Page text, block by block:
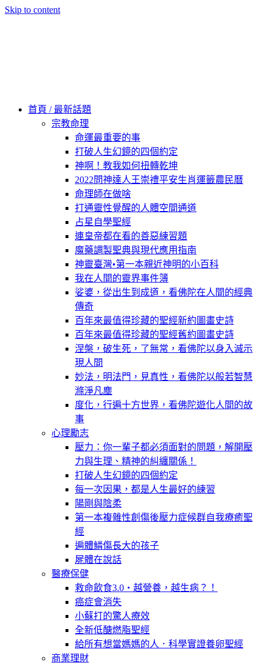
Skip to content
首頁 / 最新話題
宗教命理
命運最重要的事
打破人生幻鏡的四個約定
神啊！教我如何扭轉乾坤
2022問神達人王崇禮平安生肖運籤農民曆
命理師在做啥
打通靈性覺醒的人體空間通道
占星自學聖經
連皇帝都在看的善惡練習題
魔藥調製聖典與現代應用指南
神靈臺灣•第一本親近神明的小百科
我在人間的靈界事件簿
娑婆，從出生到成道，看佛陀在人間的經典
傳奇
百年來最值得珍藏的聖經新約圖畫史詩
百年來最值得珍藏的聖經舊約圖畫史詩
涅槃，破生死，了無常，看佛陀以身入滅示
現人間
妙法，明法門，見真性，看佛陀以般若智慧
滌淨凡塵
度化，行遍十方世界，看佛陀遊化人間的故
事
心理勵志
壓力：你一輩子都必須面對的問題，解開壓
力與生理、精神的糾纏關係！
打破人生幻鏡的四個約定
每一次因果，都是人生最好的練習
陽剛與陰柔
第一本複雜性創傷後壓力症候群自我療癒聖
經
遍體鱗傷長大的孩子
屍體在說話
醫療保健
救命飲食3.0‧越營養，越生病？！
癌症會消失
小蘇打的驚人療效
全新低醣燃脂聖經
給所有想當媽媽的人．科學實證養卵聖經
商業理財